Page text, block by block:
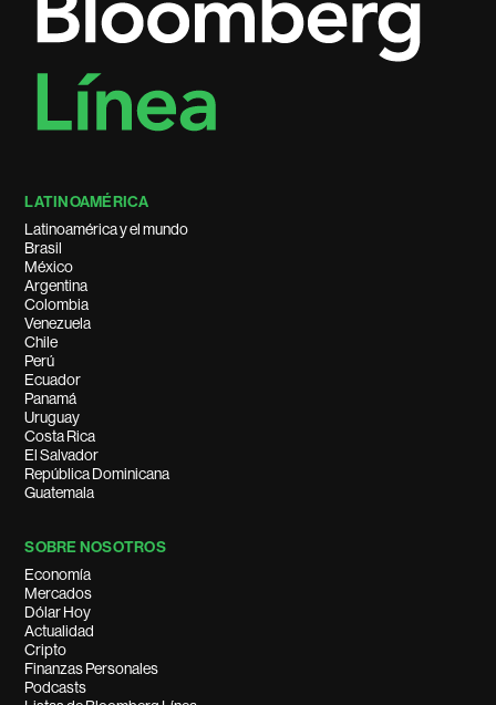
LATINOAMÉRICA
Latinoamérica y el mundo
Brasil
México
Argentina
Colombia
Venezuela
Chile
Perú
Ecuador
Panamá
Uruguay
Costa Rica
El Salvador
República Dominicana
Guatemala
SOBRE NOSOTROS
Economía
Mercados
Dólar Hoy
Actualidad
Cripto
Finanzas Personales
Podcasts